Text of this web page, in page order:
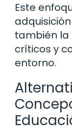
Este
también la
críticos y
entorno.